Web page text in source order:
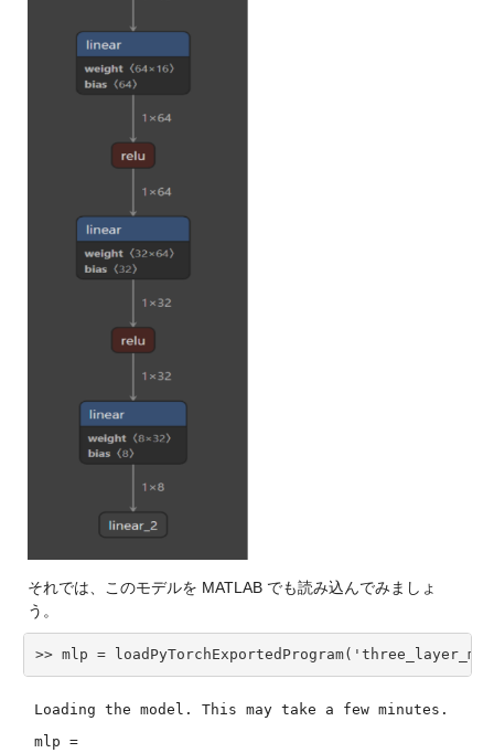
それでは、このモデルを MATLAB でも読み込んでみましょ
う。
>> mlp =
Loading the model. This may take a few minutes.
mlp =